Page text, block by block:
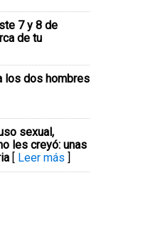
7 y 8 de
de tu
los dos hombres
sexual,
les creyó: unas
[ Leer más ]